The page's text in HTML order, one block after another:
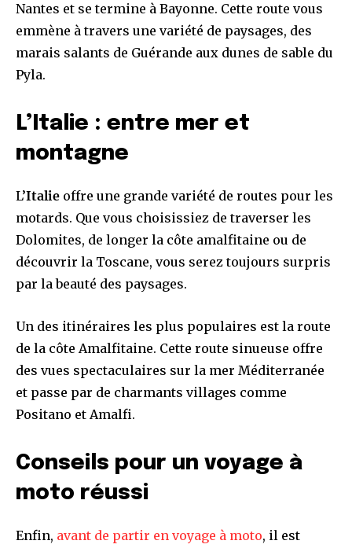
Nantes et se termine à Bayonne. Cette route vous
emmène à travers une variété de paysages, des
marais salants de Guérande aux dunes de sable du
Pyla.
L’Italie : entre mer et
montagne
L’Italie offre une grande variété de routes pour les
motards. Que vous choisissiez de traverser les
Dolomites, de longer la côte amalfitaine ou de
découvrir la Toscane, vous serez toujours surpris
par la beauté des paysages.
Un des itinéraires les plus populaires est la route
de la côte Amalfitaine. Cette route sinueuse offre
des vues spectaculaires sur la mer Méditerranée
et passe par de charmants villages comme
Positano et Amalfi.
Conseils pour un voyage à
moto réussi
Enfin, avant de partir en voyage à moto, il est